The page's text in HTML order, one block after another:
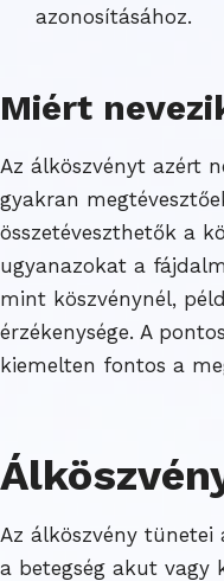
azonosításához.
Miért
Az álköszvényt azért
gyakran
összetéveszthetők a
ugyanazokat a
mint köszvénynél,
érzékenysége. A
kiemelten fontos a
Az álköszvény
a betegség akut vagy